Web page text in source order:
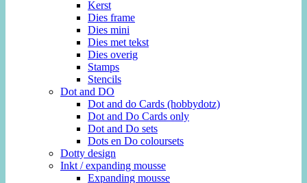
Kerst
Dies frame
Dies mini
Dies met tekst
Dies overig
Stamps
Stencils
Dot and DO
Dot and do Cards (hobbydotz)
Dot and Do Cards only
Dot and Do sets
Dots en Do coloursets
Dotty design
Inkt / expanding mousse
Expanding mousse